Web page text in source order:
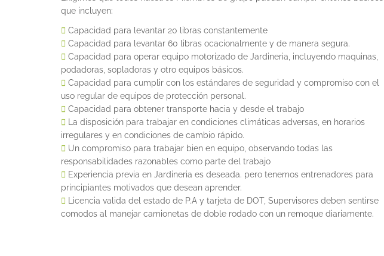
que incluyen:
Capacidad para levantar 20 libras constantemente
Capacidad para levantar 60 libras ocacionalmente y de manera segura.
Capacidad para operar equipo motorizado de Jardineria, incluyendo maquinas,
podadoras, sopladoras y otro equipos básicos.
Capacidad para cumplir con los estándares de seguridad y compromiso con el
uso regular de equipos de protección personal.
Capacidad para obtener transporte hacia y desde el trabajo
La disposición para trabajar en condiciones climáticas adversas, en horarios
irregulares y en condiciones de cambio rápido.
Un compromiso para trabajar bien en equipo, observando todas las
responsabilidades razonables como parte del trabajo
Experiencia previa en Jardineria es deseada. pero tenemos entrenadores para
principiantes motivados que desean aprender.
Licencia valida del estado de P.A y tarjeta de DOT, Supervisores deben sentirse
comodos al manejar camionetas de doble rodado con un remoque diariamente.